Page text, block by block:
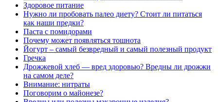
Здоровое питание
Нужно ли пробовать палео диету? Стоит ли питаться
как наши предки?
Паста с помидорами
Почему может появляться тошнота
Йогурт – самый безвредный и самый полезный продукт
Гречка
Дрожжевой хлеб — вред здоровью? Вредны ли дрожжи
на самом деле?
Внимание: нитраты
Поговорим о майонезе?